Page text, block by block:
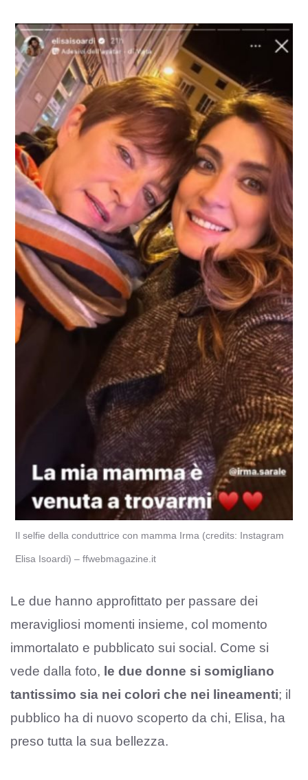
Il selfie della conduttrice con mamma Irma (credits: Instagram
Elisa Isoardi) – ffwebmagazine.it
Le due hanno approfittato per passare dei
meravigliosi momenti insieme, col momento
immortalato e pubblicato sui social. Come si
vede dalla foto, le due donne si somigliano
tantissimo sia nei colori che nei lineamenti; il
pubblico ha di nuovo scoperto da chi, Elisa, ha
preso tutta la sua bellezza.